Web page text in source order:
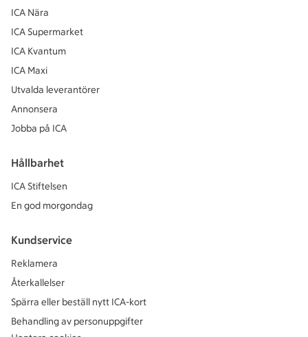
ICA Nära
ICA Supermarket
ICA Kvantum
ICA Maxi
Utvalda leverantörer
Annonsera
Jobba på ICA
Hållbarhet
ICA Stiftelsen
En god morgondag
Kundservice
Reklamera
Återkallelser
Spärra eller beställ nytt ICA-kort
Behandling av personuppgifter